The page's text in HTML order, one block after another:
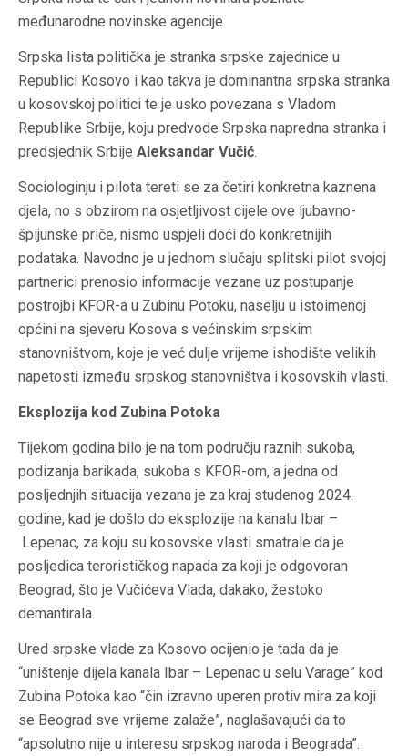
međunarodne novinske agencije.
Srpska lista politička je stranka srpske zajednice u
Republici Kosovo i kao takva je dominantna srpska stranka
u kosovskoj politici te je usko povezana s Vladom
Republike Srbije, koju predvode Srpska napredna stranka i
predsjednik Srbije Aleksandar Vučić.
Sociologinju i pilota tereti se za četiri konkretna kaznena
djela, no s obzirom na osjetljivost cijele ove ljubavno-
špijunske priče, nismo uspjeli doći do konkretnijih
podataka. Navodno je u jednom slučaju splitski pilot svojoj
partnerici prenosio informacije vezane uz postupanje
postrojbi KFOR-a u Zubinu Potoku, naselju u istoimenoj
općini na sjeveru Kosova s većinskim srpskim
stanovništvom, koje je već dulje vrijeme ishodište velikih
napetosti između srpskog stanovništva i kosovskih vlasti.
Eksplozija kod Zubina Potoka
Tijekom godina bilo je na tom području raznih sukoba,
podizanja barikada, sukoba s KFOR-om, a jedna od
posljednjih situacija vezana je za kraj studenog 2024.
godine, kad je došlo do eksplozije na kanalu Ibar –
Lepenac, za koju su kosovske vlasti smatrale da je
posljedica terorističkog napada za koji je odgovoran
Beograd, što je Vučićeva Vlada, dakako, žestoko
demantirala.
Ured srpske vlade za Kosovo ocijenio je tada da je
“uništenje dijela kanala Ibar – Lepenac u selu Varage” kod
Zubina Potoka kao “čin izravno uperen protiv mira za koji
se Beograd sve vrijeme zalaže”, naglašavajući da to
“apsolutno nije u interesu srpskog naroda i Beograda”.